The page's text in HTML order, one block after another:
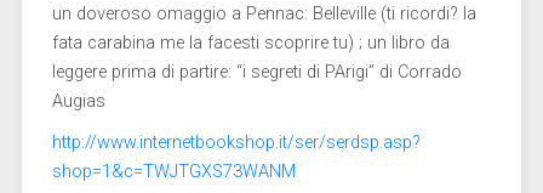
un doveroso omaggio a Pennac: Belleville (ti ricordi? la
fata carabina me la facesti scoprire tu) ; un libro da
leggere prima di partire: “i segreti di PArigi” di Corrado
Augias
http://www.internetbookshop.it/ser/serdsp.asp?
shop=1&c=TWJTGXS73WANM